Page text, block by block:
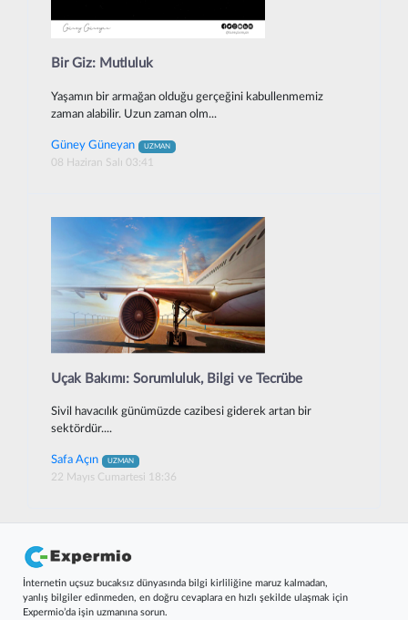
Bir Giz: Mutluluk
Yaşamın bir armağan olduğu gerçeğini kabullenmemiz
zaman alabilir. Uzun zaman olm...
Güney Güneyan UZMAN
08 Haziran Salı 03:41
Uçak Bakımı: Sorumluluk, Bilgi ve Tecrübe
Sivil havacılık günümüzde cazibesi giderek artan bir
sektördür....
Safa Açın UZMAN
22 Mayıs Cumartesi 18:36
İnternetin uçsuz bucaksız dünyasında bilgi kirliliğine maruz kalmadan,
yanlış bilgiler edinmeden, en doğru cevaplara en hızlı şekilde ulaşmak için
Expermio’da işin uzmanına sorun.